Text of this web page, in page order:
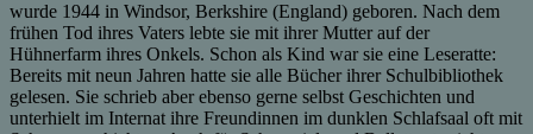
wurde 1944 in Windsor, Berkshire (England) geboren. Nach dem
frühen Tod ihres Vaters lebte sie mit ihrer Mutter auf der
Hühnerfarm ihres Onkels. Schon als Kind war sie eine Leseratte:
Bereits mit neun Jahren hatte sie alle Bücher ihrer Schulbibliothek
gelesen. Sie schrieb aber ebenso gerne selbst Geschichten und
unterhielt im Internat ihre Freundinnen im dunklen Schlafsaal oft mit